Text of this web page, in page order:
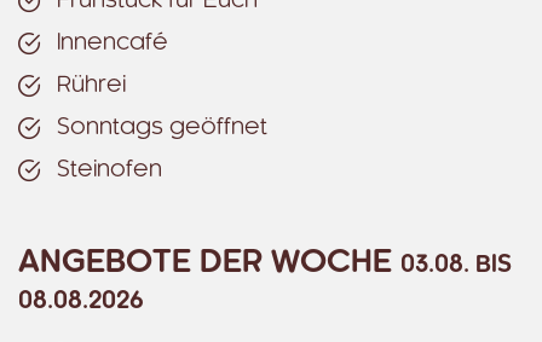
Innencafé
Rührei
Sonntags geöffnet
Steinofen
ANGEBOTE DER WOCHE 03.08. BIS
08.08.2026